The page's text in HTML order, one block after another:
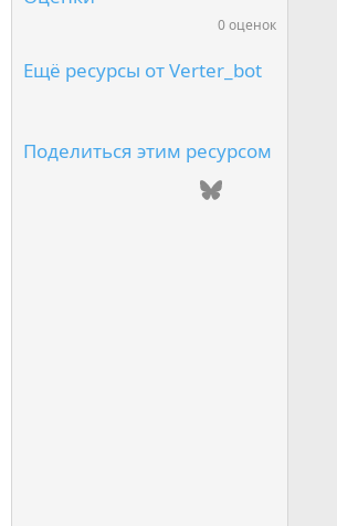
0
0
з
д
0 оценок
Ещё ресурсы от Verter_bot
Поделиться этим ресурсом
Одноклассники
TelegramBluesky